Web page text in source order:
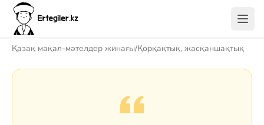
Қазақ мақал-мәтелдер жинағы/Қорқақтық, жасқаншақтық